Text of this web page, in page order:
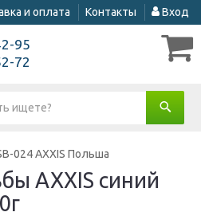
и оплата Контакты Вход
95
72
024 AXXIS Польша
AXXIS синий